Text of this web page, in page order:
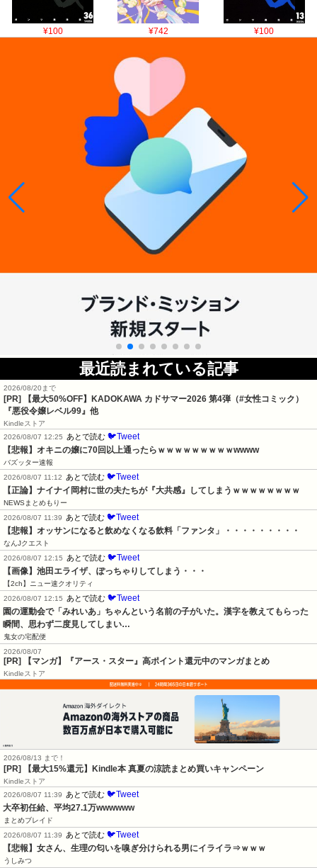
¥100 ¥742 ¥100
最近読まれている記事
2026/08/20まで
[PR]
【最大50%OFF】KADOKAWA カドサマー2026 第4弾（#女性コミック）
『悪役令嬢レベル99』他
Kindleストア
2026/08/07 12:25
あとで読む 🐦Tweet
【悲報】オキニの嬢に70回以上通ったらｗｗｗｗｗｗｗｗｗwwww
バズッター速報
2026/08/07 11:12
あとで読む 🐦Tweet
【正論】ナイナイ岡村に世の夫たちが『大共感』してしまうｗｗｗｗｗｗｗｗ
NEWSまとめもりー
2026/08/07 11:39
あとで読む 🐦Tweet
【悲報】オッサンになると飲めなくなる飲料「ファンタ」・・・・・・・・・
なんJクエスト
2026/08/07 12:15
あとで読む 🐦Tweet
【画像】池田エライザ、ぽっちゃりしてしまう・・・
【2ch】ニュー速クオリティ
2026/08/07 12:15
あとで読む 🐦Tweet
園の運動会で「みれいあ」ちゃんという名前の子がいた。漢字を教えてもらった
瞬間、思わず二度見してしまい…
鬼女の宅配便
2026/08/07
[PR] 【マンガ】『アース・スター』高ポイント還元中のマンガまとめ
Kindleストア
2026/08/13 まで！
[PR] 【最大15%還元】Kindle本 真夏の涼読まとめ買いキャンペーン
Kindleストア
2026/08/07 11:39
あとで読む 🐦Tweet
大卒初任給、平均27.1万wwwwww
まとめブレイド
2026/08/07 11:39
あとで読む 🐦Tweet
【悲報】女さん、生理の匂いを嗅ぎ分けられる男にイライラ⇒ｗｗｗ
うしみつ